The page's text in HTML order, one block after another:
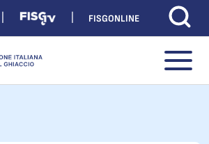
FISGONLINE